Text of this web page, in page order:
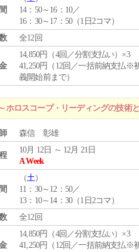
14：50～16：10／
16：30～17：50（1日2コマ）
全12回
14,850円（4回／分割支払い）×3
41,250円（12回／一括前納支払※
義開始前まで）
ロスコープ・リーディングの技術
森信 彰雄
10月 12日 ～ 12月 21日
A Week
（土）
11：30～12：50／
13：10～14：30（1日2コマ）
全12回
14,850円（4回／分割支払い）×3
41,250円（12回／一括前納支払※